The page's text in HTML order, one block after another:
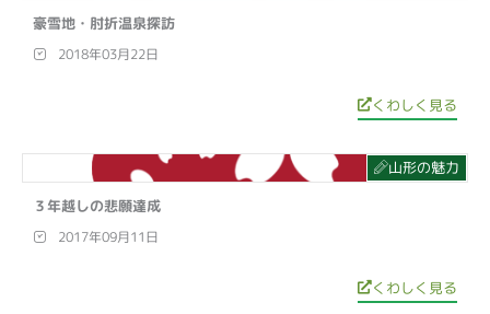
豪雪地・肘折温泉探訪
2018年03月22日
くわしく見る
山形の魅力
３年越しの悲願達成
2017年09月11日
くわしく見る